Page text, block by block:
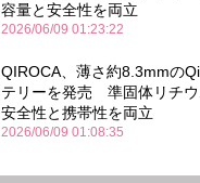
容量と安全性を両立
2026/06/09 01:23:22
QIROCA、薄さ約8.3mmの
テリーを発売 準固体リチ
安全性と携帯性を両立
2026/06/09 01:08:35